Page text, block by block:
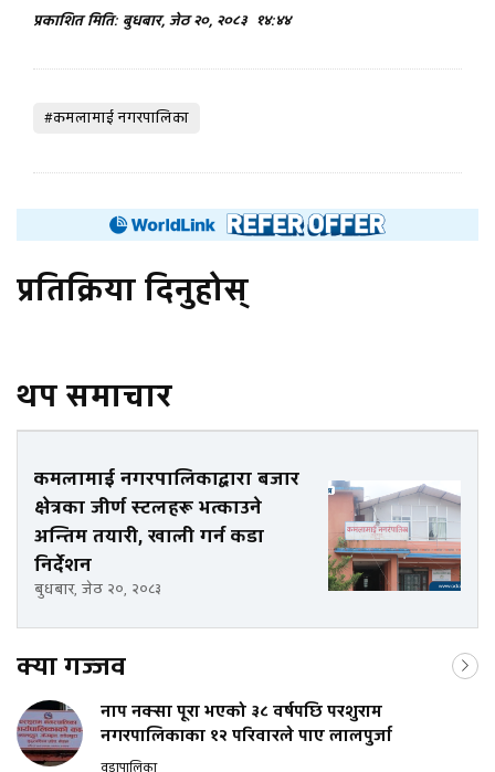
प्रकाशित मिति: बुधबार, जेठ २०, २०८३ १४:४४
#कमलामाई नगरपालिका
प्रतिक्रिया दिनुहोस्
थप समाचार
कमलामाई नगरपालिकाद्वारा बजार
क्षेत्रका जीर्ण स्टलहरू भत्काउने
अन्तिम तयारी, खाली गर्न कडा
निर्देशन
बुधबार, जेठ २०, २०८३
क्या गज्जव
नाप नक्सा पूरा भएको ३८ वर्षपछि परशुराम
नगरपालिकाका १२ परिवारले पाए लालपुर्जा
वडापालिका